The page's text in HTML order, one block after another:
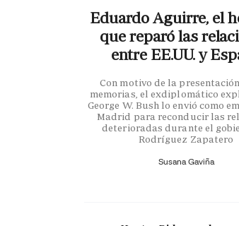
Eduardo Aguirre, el
que reparó las
entre EE.UU. y
Con motivo de la
memorias, el exdiplomático
George W. Bush lo envió como
Madrid para reconducir las
deterioradas durante el
Rodríguez Zapatero
Susana Gaviña